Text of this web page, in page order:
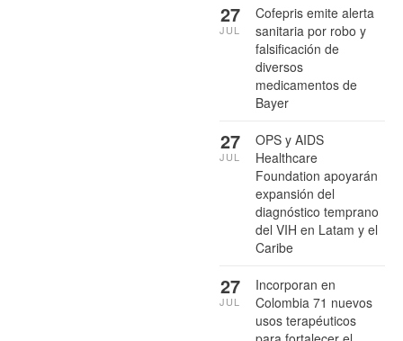
Cofepris emite alerta
sanitaria por robo y
falsificación de
diversos
medicamentos de
Bayer
27
JUL
OPS y AIDS
Healthcare
Foundation apoyarán
expansión del
diagnóstico temprano
del VIH en Latam y el
Caribe
27
JUL
Incorporan en
Colombia 71 nuevos
usos terapéuticos
27
JUL